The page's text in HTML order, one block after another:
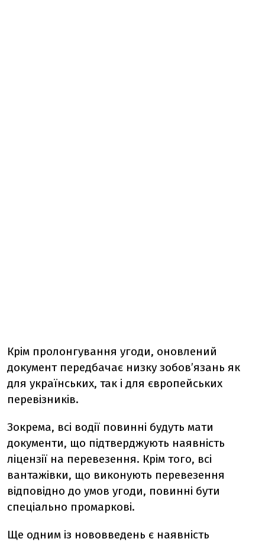
Крім пролонгування угоди, оновлений
документ передбачає низку зобов’язань як
для українських, так і для європейських
перевізників.
Зокрема, всі водії повинні будуть мати
документи, що підтверджують наявність
ліцензії на перевезення. Крім того, всі
вантажівки, що виконують перевезення
відповідно до умов угоди, повинні бути
спеціально промаркові.
Ще одним із нововведень є наявність